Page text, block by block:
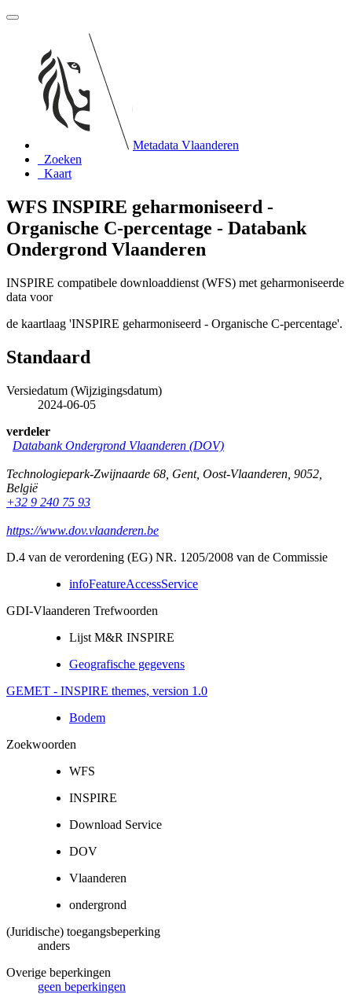
Metadata Vlaanderen
Zoeken
Kaart
WFS INSPIRE geharmoniseerd -
Organische C-percentage - Databank
Ondergrond Vlaanderen
INSPIRE compatibele downloaddienst (WFS) met geharmoniseerde
data voor
de kaartlaag 'INSPIRE geharmoniseerd - Organische C-percentage'.
Standaard
Versiedatum (Wijzigingsdatum)
2024-06-05
verdeler
Databank Ondergrond Vlaanderen (DOV)
Technologiepark-Zwijnaarde 68 Gent, Oost-Vlaanderen 9052
België
+32 9 240 75 93
https://www.dov.vlaanderen.be
D.4 van de verordening (EG) NR. 1205/2008 van de Commissie
infoFeatureAccessService
GDI-Vlaanderen Trefwoorden
Lijst M&R INSPIRE
Geografische gegevens
GEMET - INSPIRE themes, version 1.0
Bodem
Zoekwoorden
WFS
INSPIRE
Download Service
DOV
Vlaanderen
ondergrond
(Juridische) toegangsbeperking
anders
Overige beperkingen
geen beperkingen